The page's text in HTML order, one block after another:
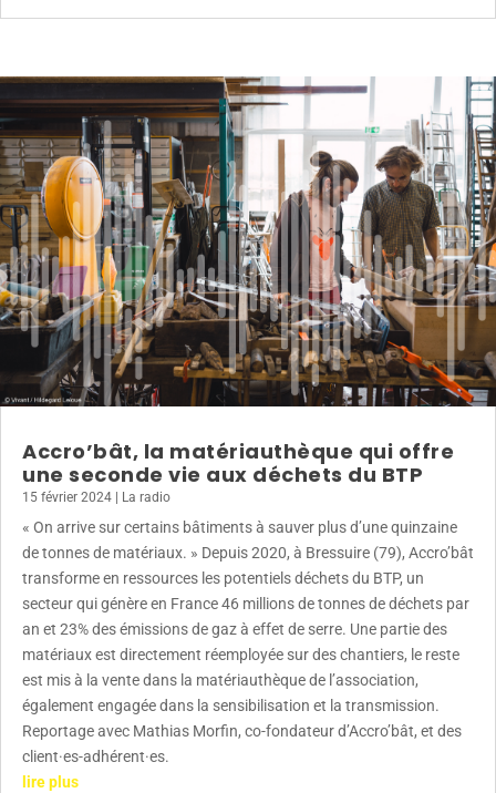
Accro’bât, la matériauthèque qui offre
une seconde vie aux déchets du BTP
15 février 2024 La radio
« On arrive sur certains bâtiments à sauver plus d’une quinzaine
de tonnes de matériaux. » Depuis 2020, à Bressuire (79), Accro’bât
transforme en ressources les potentiels déchets du BTP, un
secteur qui génère en France 46 millions de tonnes de déchets par
an et 23% des émissions de gaz à effet de serre. Une partie des
matériaux est directement réemployée sur des chantiers, le reste
est mis à la vente dans la matériauthèque de l’association,
également engagée dans la sensibilisation et la transmission.
Reportage avec Mathias Morfin, co-fondateur d’Accro’bât, et des
client·es-adhérent·es.
lire plus